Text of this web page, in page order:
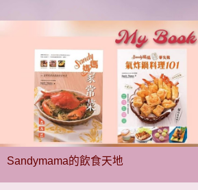
Sandymama的飲食天地